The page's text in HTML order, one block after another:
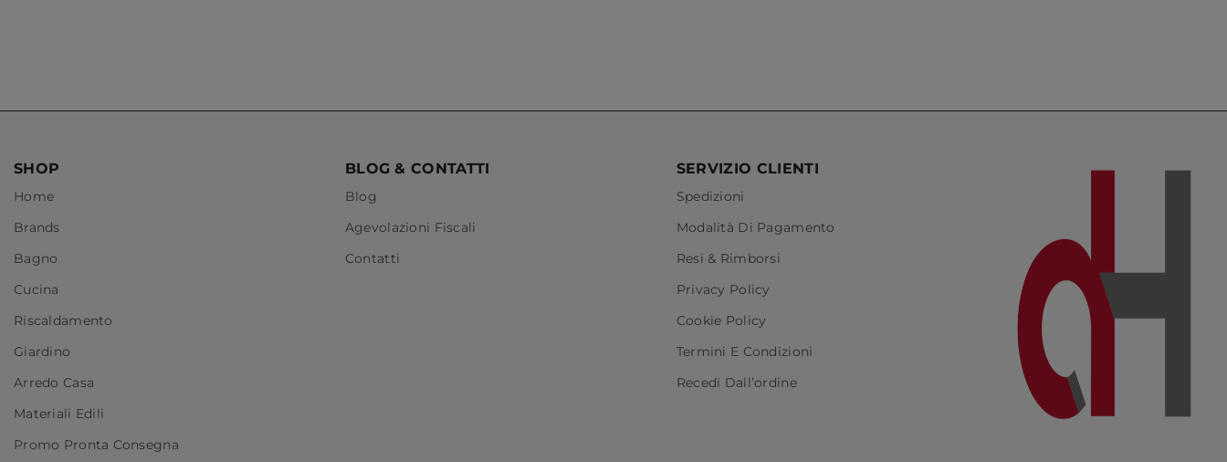
SHOP
Home
Brands
Bagno
Cucina
Riscaldamento
Giardino
Arredo Casa
Materiali Edili
Promo Pronta Consegna
BLOG & CONTATTI
Blog
Agevolazioni Fiscali
Contatti
SERVIZIO CLIENTI
Spedizioni
Modalità Di Pagamento
Resi & Rimborsi
Privacy Policy
Cookie Policy
Termini E Condizioni
Recedi Dall’ordine